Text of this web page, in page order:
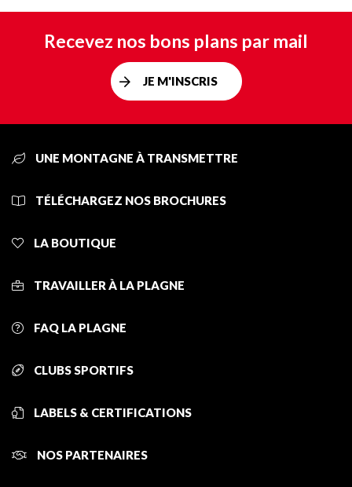
Recevez nos bons plans par mail
JE M'INSCRIS
UNE MONTAGNE À TRANSMETTRE
TÉLÉCHARGEZ NOS BROCHURES
LA BOUTIQUE
TRAVAILLER À LA PLAGNE
FAQ LA PLAGNE
CLUBS SPORTIFS
LABELS & CERTIFICATIONS
NOS PARTENAIRES